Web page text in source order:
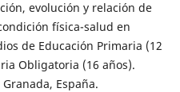
evolución y relación de
física-salud en
de Educación Primaria (12
Obligatoria (16 años).
España.